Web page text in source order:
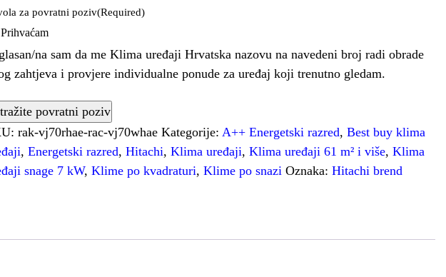
za povratni poziv(Required)
Prihvaćam
na sam da me Klima uređaji Hrvatska nazovu na navedeni broj radi obrade
zahtjeva i provjere individualne ponude za uređaj koji trenutno gledam.
rak-vj70rhae-rac-vj70whae Kategorije:A++ Energetski razred,Best buy klima
,Energetski razred,Hitachi,Klima uređaji,Klima uređaji 61 m² i više,Klima
snage 7 kW,Klime po kvadraturi,Klime po snazi Oznaka:Hitachi brend